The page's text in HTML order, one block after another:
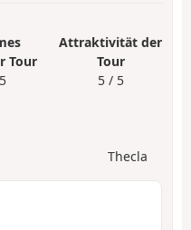
Tour
Attraktivität der
Tour
5 / 5
Thecla